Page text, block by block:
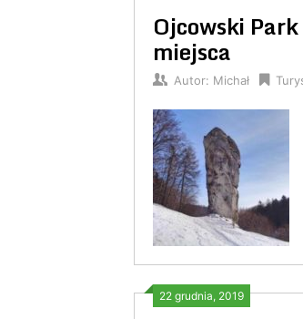
Ojcowski
miejsca
Autor: Michał
22 grudnia, 2019